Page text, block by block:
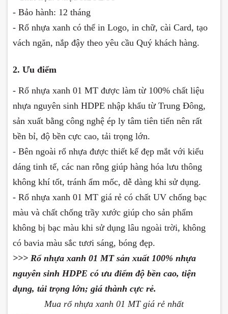
- Bảo hành: 12 tháng
- Rổ nhựa xanh có thể in Logo, in chữ, cài Card, tạo
vách ngăn, nắp đậy theo yêu cầu Quý khách hàng.
2. Ưu điểm
- Rổ nhựa xanh 01 MT được làm từ 100% chất liệu
nhựa nguyên sinh HDPE nhập khẩu từ Trung Đông,
sản xuất bằng công nghệ ép ly tâm tiên tiến nên rất
bền bỉ, độ bền cực cao, tải trọng lớn.
- Bên ngoài rổ nhựa được thiết kế đẹp mắt với kiểu
dáng tinh tế, các nan rỗng giúp hàng hóa lưu thông
không khí tốt, tránh ẩm mốc, dễ dàng khi sử dụng.
- Rổ nhựa xanh 01 MT giá rẻ có chất UV chống bạc
màu và chất chống trầy xước giúp cho sản phẩm
không bị bạc màu khi sử dụng lâu ngoài trời, không
có bavia màu sắc tươi sáng, bóng đẹp.
>>> Rổnhựa xanh 01 MTsản xuất 100% nhựa
nguyên sinh HDPE có ưu điểm độ bền cao, tiện
dụng, tải trọng lớn; giá thành cực rẻ.
Mua rổ nhựa xanh 01 MT giá rẻ nhất